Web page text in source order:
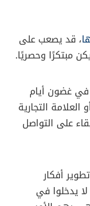
الفيديو القصير